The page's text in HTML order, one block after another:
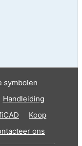
symbolen
Handleiding
Koop
ons